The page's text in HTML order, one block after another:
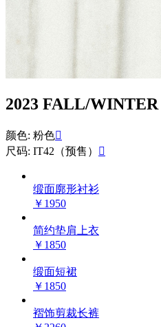
2023 FALL/WINTER
颜色: 粉色
尺码: IT42（预售）

缎面廓形衬衫
￥1950
简约垫肩上衣
￥1850
缎面短裙
￥1850
褶饰剪裁长裤